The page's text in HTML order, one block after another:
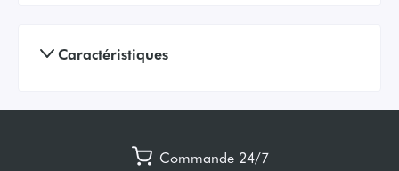
Caractéristiques
Commande 24/7